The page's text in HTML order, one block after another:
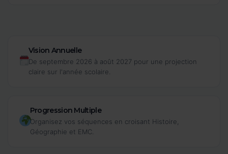
Vision Annuelle
De septembre 2026 à août 2027 pour une projection
claire sur l'année scolaire.
Progression Multiple
Organisez vos séquences en croisant Histoire,
Géographie et EMC.